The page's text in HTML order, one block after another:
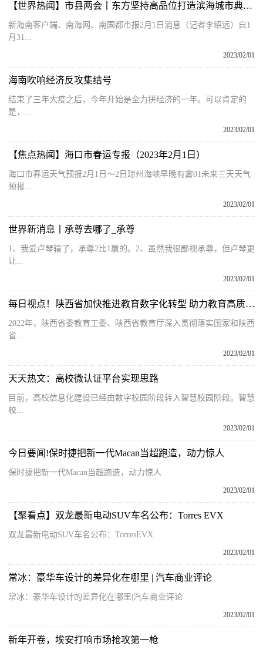
【世界热闻】市县两会丨东方坚持高品位打造滨海城市典范 推进滨海型城镇化试点建设
新海南客户端、南海网、南国都市报2月1日消息（记者李绍远）自1
月31...
2023/02/01
海南吹响经济反攻集结号
结束了三年大疫之后，今年开始是全力拼经济的一年。可以肯定的
是，...
2023/02/01
【焦点热闻】海口市春运专报（2023年2月1日）
海口市春运天气预报2月1日～2日琼州海峡早晚有雾01未来三天天气
预报...
2023/02/01
世界新消息丨承尊去哪了_承尊
1、我爱卢琴输了，承尊2比1赢的。2、虽然我很鄙视承尊，但卢琴更
让...
2023/02/01
每日视点！陕西省加快推进教育数字化转型 助力教育高质量发展
2022年，陕西省委教育工委、陕西省教育厅深入贯彻落实国家和陕西
省...
2023/02/01
天天热文：高校微认证平台实现思路
目前，高校信息化建设已经由数字校园阶段转入智慧校园阶段。智慧
校...
2023/02/01
今日要闻!保时捷把新一代Macan当超跑造，动力惊人
保时捷把新一代Macan当超跑造，动力惊人
2023/02/01
【聚看点】双龙最新电动SUV车名公布：Torres EVX
双龙最新电动SUV车名公布：TorresEVX
2023/02/01
常冰：豪华车设计的差异化在哪里 | 汽车商业评论
常冰：豪华车设计的差异化在哪里|汽车商业评论
2023/02/01
新年开卷，埃安打响市场抢攻第一枪